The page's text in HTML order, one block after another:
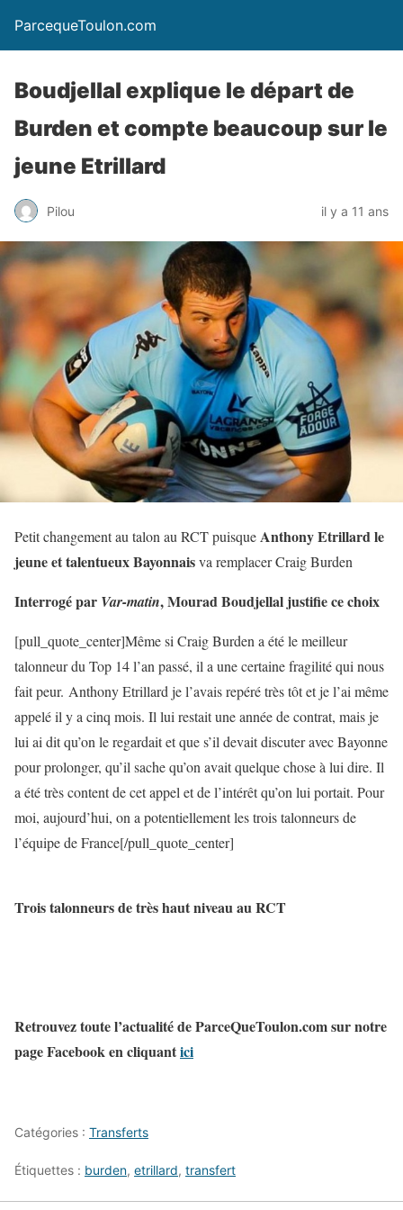
ParcequeToulon.com
Boudjellal explique le départ de
Burden et compte beaucoup sur le
jeune Etrillard
Pilou il y a 11 ans
Petit changement au talon au RCT puisqueAnthony Etrillard le
jeune et talentueux Bayonnaisva remplacer Craig Burden
Interrogé par Var-matin, Mourad Boudjellal justifie ce choix
[pull_quote_center]Même si Craig Burden a été le meilleur
talonneur du Top 14 l’an passé, il a une certaine fragilité qui nous
fait peur. Anthony Etrillard je l’avais repéré très tôt et je l’ai même
appelé il y a cinq mois. Il lui restait une année de contrat, mais je
lui ai dit qu’on le regardait et que s’il devait discuter avec Bayonne
pour prolonger, qu’il sache qu’on avait quelque chose à lui dire. Il
a été très content de cet appel et de l’intérêt qu’on lui portait. Pour
moi, aujourd’hui, on a potentiellement les trois talonneurs de
l’équipe de France[/pull_quote_center]
Trois talonneurs de très haut niveau au RCT
Retrouvez toute l’actualité de ParceQueToulon.com sur notre
page Facebook en cliquantici
Catégories : Transferts
Étiquettes : burden, etrillard, transfert